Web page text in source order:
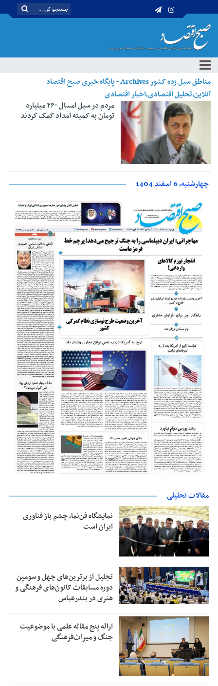
مناطق سیل زده کشور Archives - پایگاه خبری صبح اقتصاد
آنلاین،تحلیل اقتصادی،اخبار اقتصادی
مردم در سیل امسال ۲۶۰ میلیارد
تومان به کمیته امداد کمک کردند
چهارشنبه، 6 اسفند 1404
مقالات تحلیلی
نمایشگاه فن‌نما، چشم باز فناوری
ایران است
تجلیل از بر‌ترین‌های چهل و سومین
دوره مسابقات کانون‌های فرهنگی و
هنری در بندرعباس
ارائه پنج مقاله علمی با موضوعیت
جنگ و میراث‌فرهنگی